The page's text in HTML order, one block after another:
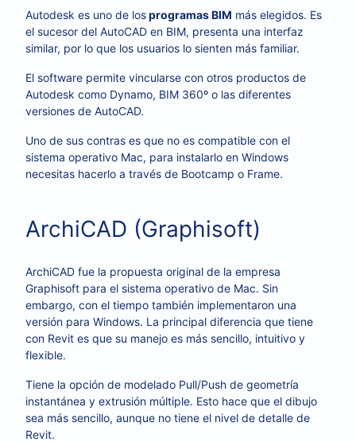
Autodesk es uno de losprogramas BIM más elegidos. Es
el sucesor del AutoCAD en BIM, presenta una interfaz
similar, por lo que los usuarios lo sienten más familiar.
El software permite vincularse con otros productos de
Autodesk como Dynamo, BIM 360º o las diferentes
versiones de AutoCAD.
Uno de sus contras es que no es compatible con el
sistema operativo Mac, para instalarlo en Windows
necesitas hacerlo a través de Bootcamp o Frame.
ArchiCAD (Graphisoft)
ArchiCAD fue la propuesta original de la empresa
Graphisoft para el sistema operativo de Mac. Sin
embargo, con el tiempo también implementaron una
versión para Windows. La principal diferencia que tiene
con Revit es que su manejo es más sencillo, intuitivo y
flexible.
Tiene la opción de modelado Pull/Push de geometría
instantánea y extrusión múltiple. Esto hace que el dibujo
sea más sencillo, aunque no tiene el nivel de detalle de
Revit.